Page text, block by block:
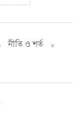
নীতি ও শর্ত